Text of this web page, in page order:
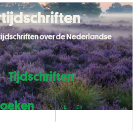
Tijdschriften
NL EN
over de Nederlandse